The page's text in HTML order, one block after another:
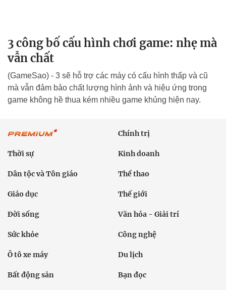
3 công bố cấu hình chơi game: nhẹ mà
vẫn chất
(GameSao) - 3 sẽ hỗ trợ các máy có cấu hình thấp và cũ
mà vẫn đảm bảo chất lượng hình ảnh và hiệu ứng trong
game không hề thua kém nhiều game khủng hiện nay.
Chính trị
Thời sự Kinh doanh
Dân tộc và Tôn giáo Thể thao
Giáo dục Thế giới
Đời sống Văn hóa - Giải trí
Sức khỏe Công nghệ
Ô tô xe máy Du lịch
Bất động sản Bạn đọc